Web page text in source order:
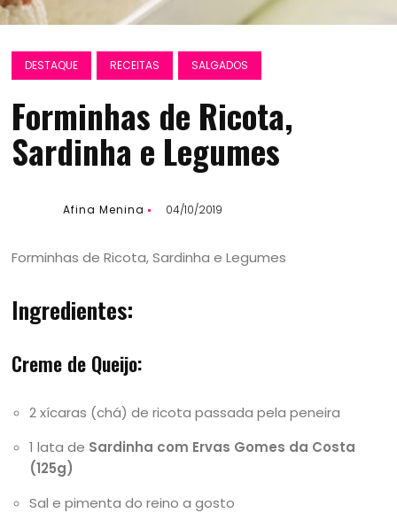
DESTAQUE RECEITAS SALGADOS
Forminhas de Ricota,
Sardinha e Legumes
Afina Menina 04/10/2019
Forminhas de Ricota, Sardinha e Legumes
Ingredientes:
Creme de Queijo:
2 xícaras (chá) de ricota passada pela peneira
1 lata de Sardinha com Ervas Gomes da Costa
(125g)
Sal e pimenta do reino a gosto